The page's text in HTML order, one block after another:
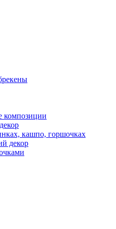
композиции
кашпо, горшочках
декор